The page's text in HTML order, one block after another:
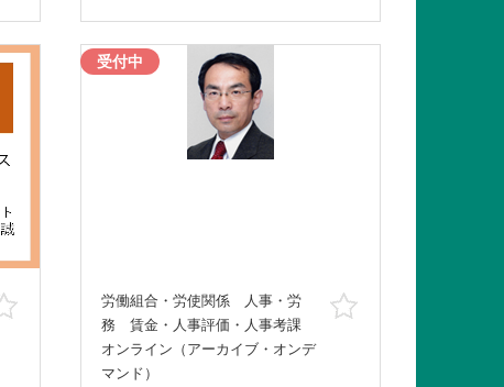
お気に入り
受付中
労働組合・労使関係 人事・労
務 賃金・人事評価・人事考課
オンライン（アーカイブ・オンデ
マンド）